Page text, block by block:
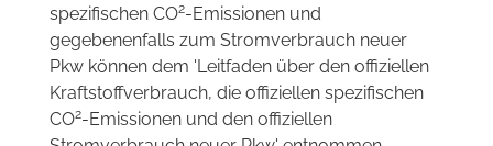
spezifischen CO2-Emissionen und
gegebenenfalls zum Stromverbrauch neuer
Pkw können dem 'Leitfaden über den offiziellen
Kraftstoffverbrauch, die offiziellen spezifischen
CO2-Emissionen und den offiziellen